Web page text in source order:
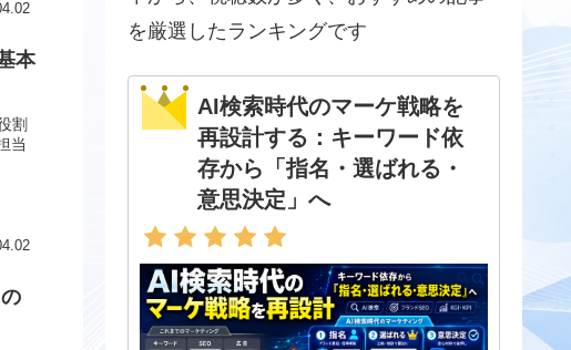
本
割
当
を厳選したランキングです
AI検索時代のマーケ戦略を
再設計する：キーワード依
存から「指名・選ばれる・
意思決定」へ